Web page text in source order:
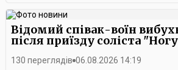
Відомий співак-воїн
після приїзду соліста
130 переглядів 06.08.2026 14:19